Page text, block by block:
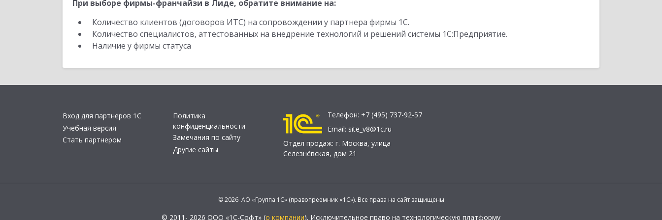
При выборе фирмы-франчайзи в Лиде, обратите внимание на:
Количество клиентов (договоров ИТС) на сопровождении у партнера фирмы 1С.
Количество специалистов, аттестованных на внедрение технологий и решений системы 1С:Предприятие.
Наличие у фирмы статуса
Вход для партнеров 1С
Учебная версия
Стать партнером
Политика
конфиденциальности
Замечания по сайту
Другие сайты
Телефон: +7 (495) 737-92-57
Email: site_v8@1c.ru
Отдел продаж: г. Москва, улица
Селезнёвская, дом 21
© 2026 АО «Группа 1С» (правопреемник «1С»). Все права на сайт защищены
© 2011- 2026 ООО «1С-Софт» (о компании). Исключительное право на технологическую платформу